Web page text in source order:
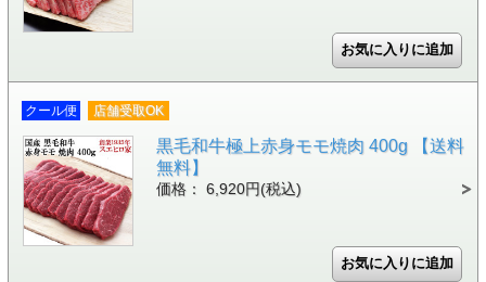
クール便 店舗受取OK
黒毛和牛極上赤身モモ焼肉 400g 【送料
無料】
価格： 6,920円(税込)